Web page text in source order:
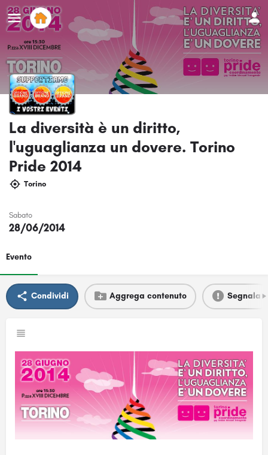
La diversità è un diritto,
l'uguaglianza un dovere. Torino
Pride 2014
Torino
Sabato
28/06/2014
Evento
Condividi Aggrega contenuto Segnala